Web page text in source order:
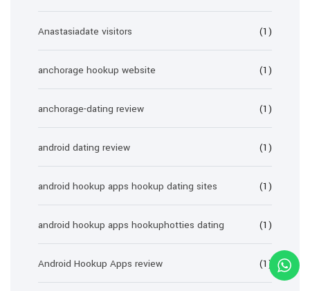
Anastasiadate visitors (1)
anchorage hookup website (1)
anchorage-dating review (1)
android dating review (1)
android hookup apps hookup dating sites (1)
android hookup apps hookuphotties dating (1)
Android Hookup Apps review (1)